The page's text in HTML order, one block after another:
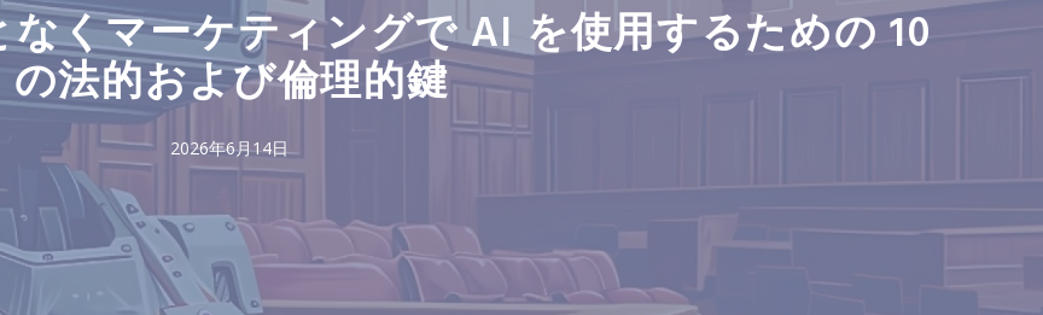
くマーケティングで AI を使用するための 10
の法的および倫理的鍵
2026年6月14日